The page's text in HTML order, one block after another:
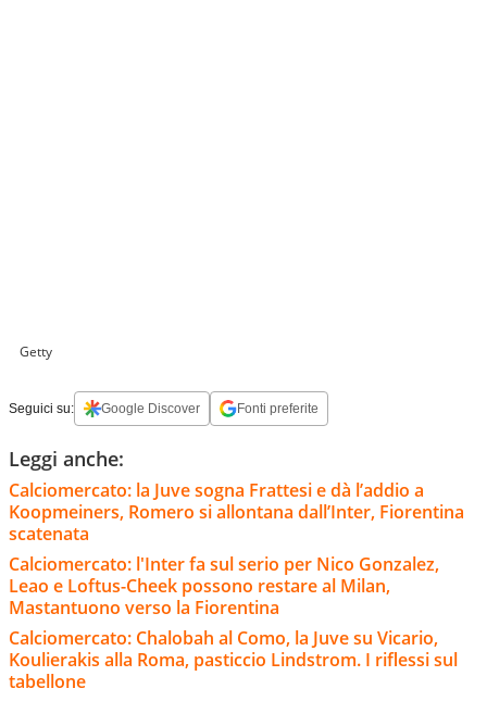
Getty
Seguici su: Google Discover Fonti preferite
Leggi anche:
Calciomercato: la Juve sogna Frattesi e dà l’addio a
Koopmeiners, Romero si allontana dall’Inter, Fiorentina
scatenata
Calciomercato: l'Inter fa sul serio per Nico Gonzalez,
Leao e Loftus-Cheek possono restare al Milan,
Mastantuono verso la Fiorentina
Calciomercato: Chalobah al Como, la Juve su Vicario,
Koulierakis alla Roma, pasticcio Lindstrom. I riflessi sul
tabellone